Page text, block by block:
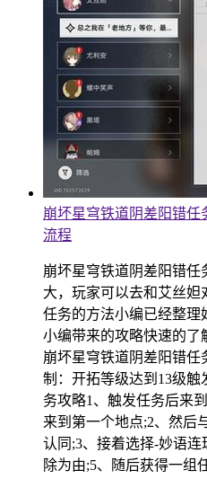
崩坏星穹铁道阴差阳错任
流程
崩坏星穹铁道阴差阳错
大，玩家可以去和艾丝
任务的方法小编已经整理
小编带来的攻略快速的了
崩坏星穹铁道阴差阳错任
制：开拓等级达到13级
务攻略1、触发任务后来
来到第一个地点;2、然后
认同;3、接着选择-妙语
除为由;5、随后获得一组